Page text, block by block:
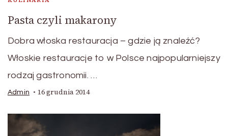
Pasta czyli makarony
Dobra włoska restauracja – gdzie ją znaleźć?
Włoskie restauracje to w Polsce najpopularniejszy
rodzaj gastronomii. …
Admin 16 grudnia 2014